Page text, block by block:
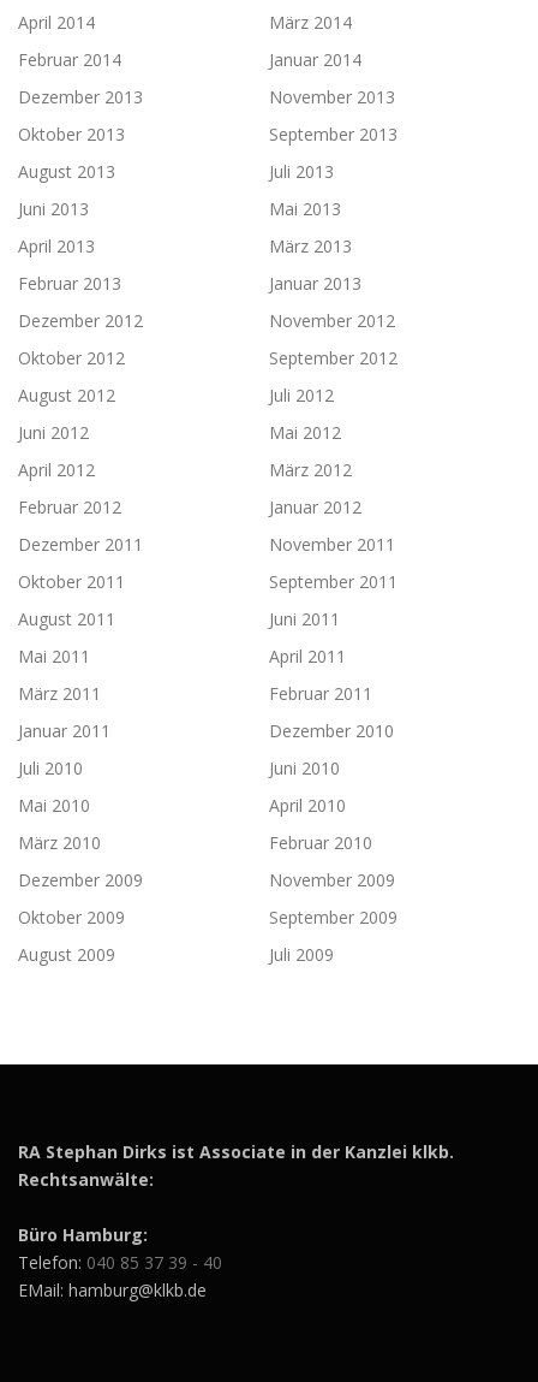
April 2014
März 2014
Februar 2014
Januar 2014
Dezember 2013
November 2013
Oktober 2013
September 2013
August 2013
Juli 2013
Juni 2013
Mai 2013
April 2013
März 2013
Februar 2013
Januar 2013
Dezember 2012
November 2012
Oktober 2012
September 2012
August 2012
Juli 2012
Juni 2012
Mai 2012
April 2012
März 2012
Februar 2012
Januar 2012
Dezember 2011
November 2011
Oktober 2011
September 2011
August 2011
Juni 2011
Mai 2011
April 2011
März 2011
Februar 2011
Januar 2011
Dezember 2010
Juli 2010
Juni 2010
Mai 2010
April 2010
März 2010
Februar 2010
Dezember 2009
November 2009
Oktober 2009
September 2009
August 2009
Juli 2009
RA Stephan Dirks ist Associate in der Kanzlei klkb.
Rechtsanwälte:
Büro Hamburg:
Telefon: 040 85 37 39 - 40
EMail: hamburg@klkb.de